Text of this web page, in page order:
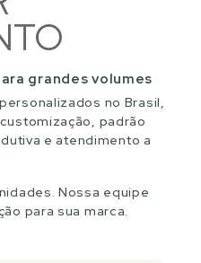
grandes volumes
no Brasil,
padrão
e atendimento a
Nossa equipe
para sua marca.